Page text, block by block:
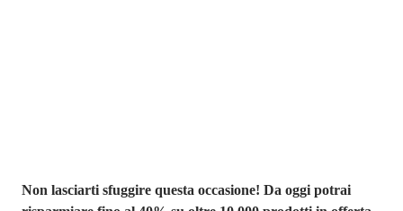
Non lasciarti sfuggire questa occasione! Da oggi potrai